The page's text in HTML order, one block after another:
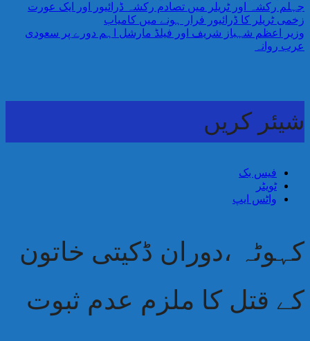
جہلم رکشہ اور ٹریلر میں تصادم رکشہ ڈرائیور اور ایک عورت
زخمی ٹریلر کا ڈرائیور فرار ہونے میں کامیاب
وزیر اعظم شہباز شریف اور فیلڈ مارشل اہم دورے پر سعودی
عرب روانہ
شیئر کریں
فیس بک
ٹویٹر
واٹس ایپ
کہوٹہ ،دوران ڈکیتی خاتون
کے قتل کا ملزم عدم ثبوت